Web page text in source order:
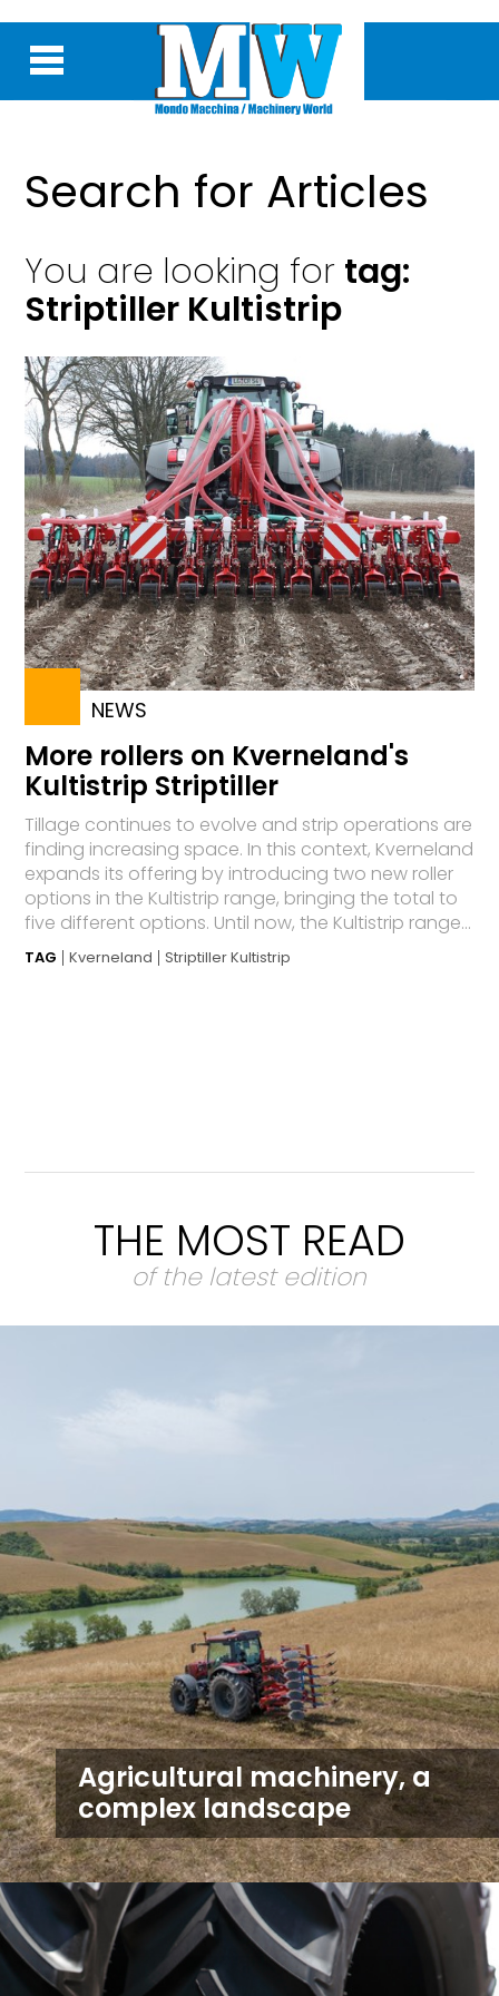
Search for Articles
You are looking for tag:
Striptiller Kultistrip
NEWS
More rollers on Kverneland's
Kultistrip Striptiller
Tillage continues to evolve and strip operations are
finding increasing space. In this context, Kverneland
expands its offering by introducing two new roller
options in the Kultistrip range, bringing the total to
five different options. Until now, the Kultistrip range...
TAG Kverneland Striptiller Kultistrip
THE MOST READ
of the latest edition
Agricultural machinery, a
complex landscape